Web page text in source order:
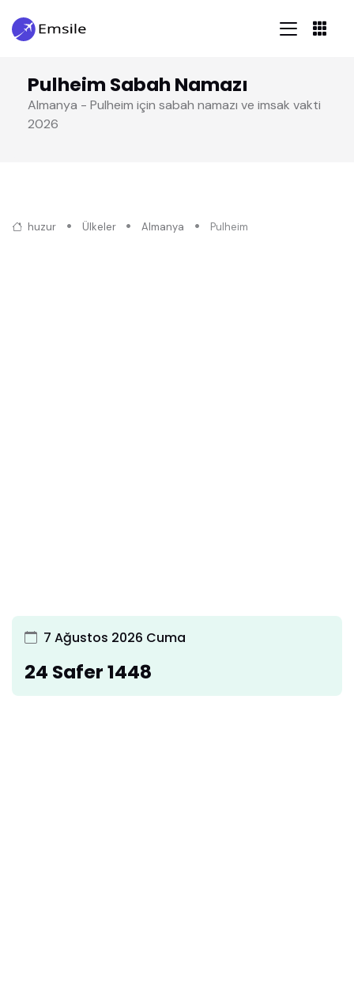
Pulheim Sabah Namazı
Almanya - Pulheim için sabah namazı ve imsak vakti
2026
huzur Ülkeler Almanya Pulheim
7 Ağustos 2026 Cuma
24 Safer 1448